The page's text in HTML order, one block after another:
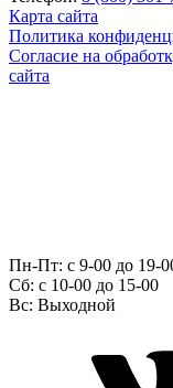
Карта сайта
Политика
Согласие на
сайта
Пн-Пт: с 9-00 до 19-
Сб: c 10-00 до 15-00
Вс: Выходной